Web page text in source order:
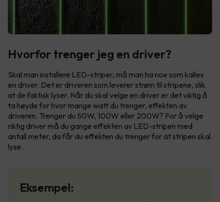
Hvorfor trenger jeg en driver?
Skal man installere LED-striper, må man ha noe som kalles
en driver. Det er driveren som leverer strøm til stripene, slik
at de faktisk lyser. Når du skal velge en driver er det viktig å
ta høyde for hvor mange watt du trenger, effekten av
driveren. Trenger du 50W, 100W eller 200W? For å velge
riktig driver må du gange effekten av LED-stripen med
antall meter, da får du effekten du trenger for at stripen skal
lyse.
Eksempel: